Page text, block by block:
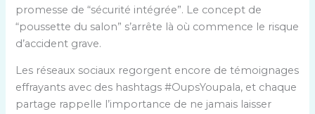
promesse de “sécurité intégrée”. Le concept de
“poussette du salon” s’arrête là où commence le risque
d’accident grave.
Les réseaux sociaux regorgent encore de témoignages
effrayants avec des hashtags #OupsYoupala, et chaque
partage rappelle l’importance de ne jamais laisser